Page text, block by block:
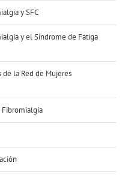
y SFC
y el Síndrome de Fatiga
de la Red de Mujeres
Fibromialgia